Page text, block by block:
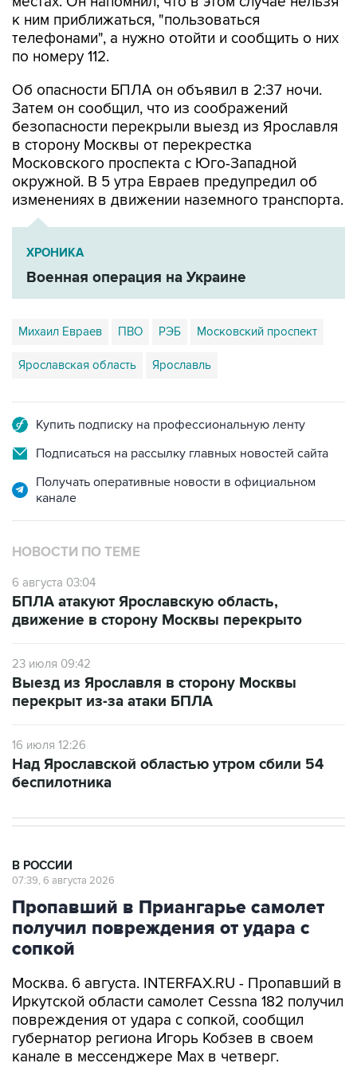
к ним приближаться, "пользоваться
телефонами", а нужно отойти и сообщить о них
по номеру 112.
Об опасности БПЛА он объявил в 2:37 ночи.
Затем он сообщил, что из соображений
безопасности перекрыли выезд из Ярославля
в сторону Москвы от перекрестка
Московского проспекта с Юго-Западной
окружной. В 5 утра Евраев предупредил об
изменениях в движении наземного транспорта.
ХРОНИКА
Военная операция на Украине
Михаил Евраев ПВО РЭБ Московский проспект
Ярославская область Ярославль
Купить подписку на профессиональную ленту
Подписаться на рассылку главных новостей сайта
Получать оперативные новости в официальном
канале
НОВОСТИ ПО ТЕМЕ
6 августа 03:04
БПЛА атакуют Ярославскую область,
движение в сторону Москвы перекрыто
23 июля 09:42
Выезд из Ярославля в сторону Москвы
перекрыт из-за атаки БПЛА
16 июля 12:26
Над Ярославской областью утром сбили 54
беспилотника
В РОССИИ
07:39, 6 августа 2026
Пропавший в Приангарье самолет
получил повреждения от удара с
сопкой
Москва. 6 августа. INTERFAX.RU - Пропавший в
Иркутской области самолет Cessna 182 получил
повреждения от удара с сопкой, сообщил
губернатор региона Игорь Кобзев в своем
канале в мессенджере Мах в четверг.